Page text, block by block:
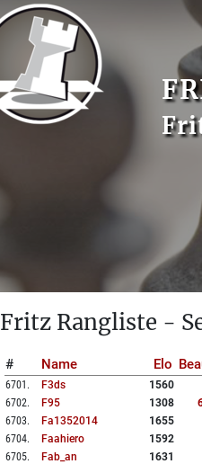
Fritz Rangliste -
# Name Elo
6701 . F3ds 1560
6702. F95 1308
6703. Fa1352014 1655
6704. Faahiero 1592
6705. Fab_an 1631